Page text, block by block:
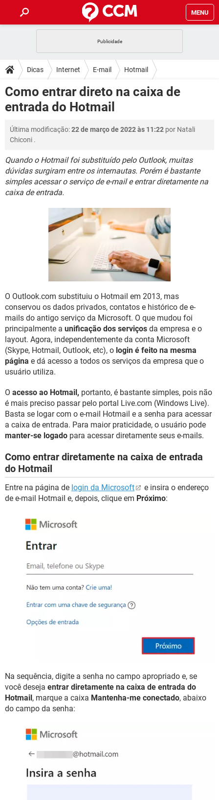
MENU
CELULAR FACEBOOK
OUTLOOK EXCEL
INSTAGRAM
DICAS
JOGOS
CELULAR FACEBOOK
INSTAGRAM GMAIL
DOWNLOADS
JOGOS
OUTLOOK
INSTAGRAM GMAIL
GUIA DE COMPRAS
FÓRUM
JOGOS WHATSAPP
OUTLOOK EXCEL
INSTAGRAM GMAIL
GUIA DE COMPRAS
GLOSSÁRIO
JOGOS WHATSAPP
CELULAR FACEBOOK
OUTLOOK
GUIA DE COMPRAS
Dicas Internet E-mail Hotmail
Como entrar direto na caixa de
entrada do Hotmail
Última modificação:22 de março de 2022 às 11:22 por Natali
Chiconi .
Quando o Hotmail foi substituído pelo Outlook, muitas
dúvidas surgiram entre os internautas. Porém é bastante
simples acessar o serviço de e-mail e entrar diretamente na
caixa de entrada.
O Outlook.com substituiu o Hotmail em 2013, mas
conservou os dados privados, contatos e histórico de e-
mails do antigo serviço da Microsoft. O que mudou foi
principalmente a unificação dos serviços da empresa e o
layout. Agora, independentemente da conta Microsoft
(Skype, Hotmail, Outlook, etc), o login é feito na mesma
página e dá acesso a todos os serviços da empresa que o
usuário utiliza.
O acesso ao Hotmail, portanto, é bastante simples, pois não
é mais preciso passar pelo portal Live.com (Windows Live).
Basta se logar com o e-mail Hotmail e a senha para acessar
a caixa de entrada. Para maior praticidade, o usuário pode
manter-se logado para acessar diretamente seus e-mails.
Como entrar diretamente na caixa de entrada
do Hotmail
Entre na página de login da Microsoft
e insira o endereço
de e-mail Hotmail e, depois, clique em Próximo:
Na sequência, digite a senha no campo apropriado e, se
você deseja entrar diretamente na caixa de entrada do
Hotmail , marque a caixa Mantenha-me conectado, abaixo
do campo da senha: